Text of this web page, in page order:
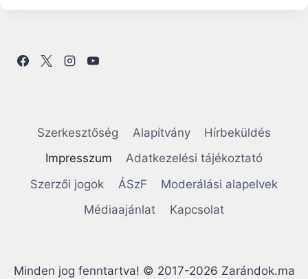
Szerkesztőség Alapítvány
Hírbeküldés
Impresszum
Adatkezelési tájékoztató
Szerzői jogok
ÁSzF
Moderálási alapelvek
Médiaajánlat
Kapcsolat
Minden jog fenntartva! © 2017-2026 Zarándok.ma